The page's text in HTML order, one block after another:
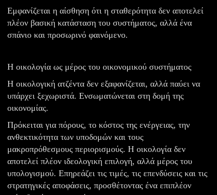
Εμφανίζεται η αίσθηση ότι η σταθερότητα δεν αποτελεί
πλέον βασική κατάσταση του συστήματος, αλλά ένα
σπάνιο και προσωρινό φαινόμενο.
Η οικολογία ως μέρος του οικονομικού συστήματος
Η οικολογική ατζέντα δεν εξαφανίζεται, αλλά παύει να
υπάρχει ξεχωριστά. Ενσωματώνεται στη δομή της
οικονομίας.
Πρόκειται για πόρους, το κόστος της ενέργειας, την
ανθεκτικότητα των υποδομών και τους
μακροπρόθεσμους περιορισμούς. Η οικολογία δεν
αποτελεί πλέον ιδεολογική επιλογή, αλλά μέρος του
υπολογισμού. Επηρεάζει τις τιμές, τις επενδύσεις και τις
στρατηγικές αποφάσεις, προσθέτοντας ένα επιπλέον